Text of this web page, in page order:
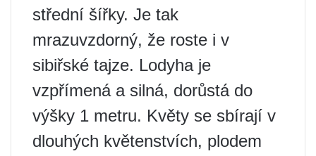
střední šířky. Je tak
mrazuvzdorný, že roste i v
sibiřské tajze. Lodyha je
vzpřímená a silná, dorůstá do
výšky 1 metru. Květy se sbírají v
dlouhých květenstvích, plodem